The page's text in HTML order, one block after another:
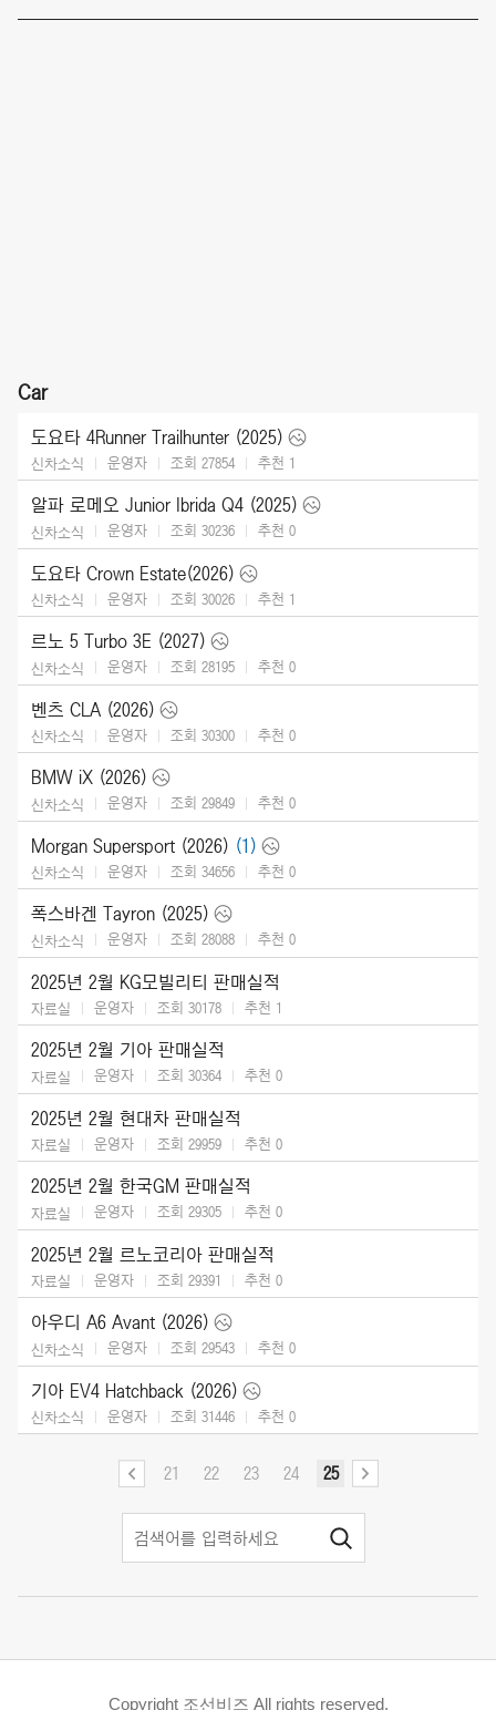
Car
도요타 4Runner Trailhunter (2025)
신차소식 운영자 조회 27854 추천 1
알파 로메오 Junior Ibrida Q4 (2025)
신차소식 운영자 조회 30236 추천 0
도요타 Crown Estate(2026)
신차소식 운영자 조회 30026 추천 1
르노 5 Turbo 3E (2027)
신차소식 운영자 조회 28195 추천 0
벤츠 CLA (2026)
신차소식 운영자 조회 30300 추천 0
BMW iX (2026)
신차소식 운영자 조회 29849 추천 0
Morgan Supersport (2026) (1)
신차소식 운영자 조회 34656 추천 0
폭스바겐 Tayron (2025)
신차소식 운영자 조회 28088 추천 0
2025년 2월 KG모빌리티 판매실적
자료실 운영자 조회 30178 추천 1
2025년 2월 기아 판매실적
자료실 운영자 조회 30364 추천 0
2025년 2월 현대차 판매실적
자료실 운영자 조회 29959 추천 0
2025년 2월 한국GM 판매실적
자료실 운영자 조회 29305 추천 0
2025년 2월 르노코리아 판매실적
자료실 운영자 조회 29391 추천 0
아우디 A6 Avant (2026)
신차소식 운영자 조회 29543 추천 0
기아 EV4 Hatchback (2026)
신차소식 운영자 조회 31446 추천 0
21 22 23 24 25
Copyright 조선비즈 All rights reserved.